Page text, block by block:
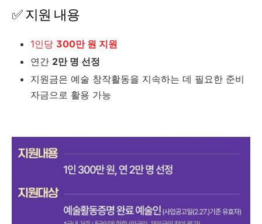
✅ 지원 내용
1인당 300만 원 지원
연간 2만 명 선정
지원금은 예술 창작활동을 지속하는 데 필요한 준비
자금으로 활용 가능